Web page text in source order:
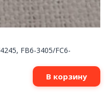
FB6-3405/FC6-
В корзину